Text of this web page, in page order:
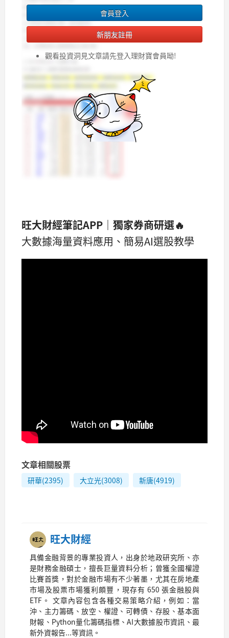
會員登入
新朋友註冊
觀看投資洞見文章請先登入理財寶會員呦!
旺大財經筆記APP｜獨家券商研選🔥
大數據海量資料應用、簡易AI選股教學
文章相關股票
研華(2395) 大立光(3008) 新唐(4919)
旺大財經
具備金融背景的專業投資人，出身於地政研究所、亦
是財務金融碩士，擅長巨量資料分析；曾獲全國權證
比賽首獎，對於金融市場有不少著墨，尤其在房地產
市場及股票市場獲利頗豐，現存有 650 張金融股與
ETF。 文章內容包含各種交易策略介紹，例如：當
沖、主力籌碼、放空、權證、可轉債、存股、基本面
財報、Python量化籌碼指標、AI大數據股市資訊、最
新外資報告...等資訊。